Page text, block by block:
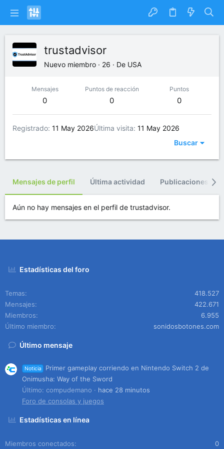
trustadvisor
Nuevo miembro · 26 · De USA
Mensajes
0
Puntos de reacción
0
Puntos
0
Registrado 11 May 2026Última visita 11 May 2026
Buscar
Mensajes de perfil Última actividad Publicaciones
Aún no hay mensajes en el perfil de trustadvisor.
Estadísticas del foro
Temas
418.527
Mensajes
422.671
Miembros
6.955
Último miembro
sonidosbotones.com
Último mensaje
Noticia
Primer gameplay corriendo en Nintendo Switch 2 de
Onimusha: Way of the Sword
Último: compudemano
hace 28 minutos
Foro de consolas y juegos
Estadísticas en línea
Miembros conectados 0